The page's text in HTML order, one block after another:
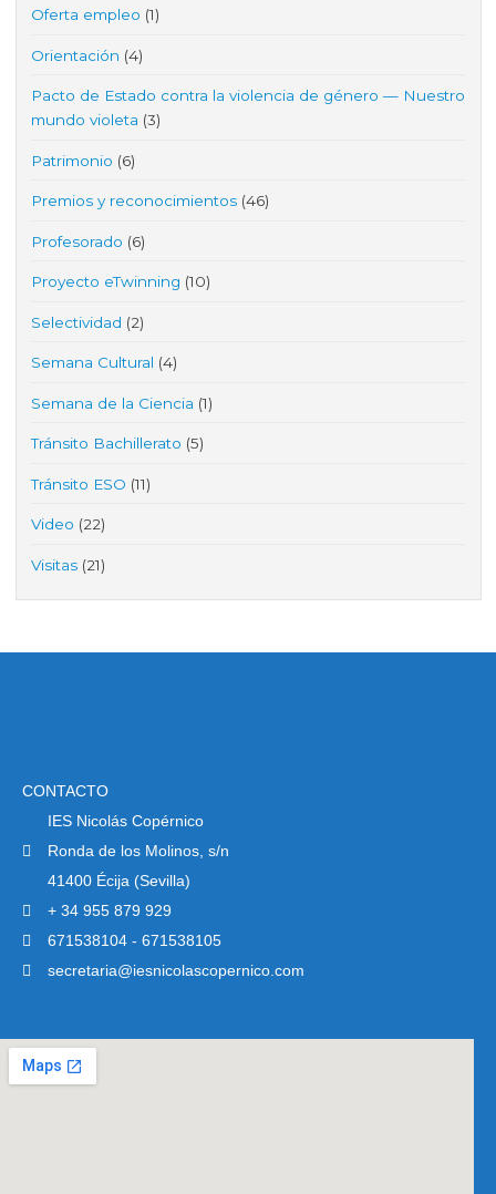
Oferta empleo (1)
Orientación (4)
Pacto de Estado contra la violencia de género — Nuestro
mundo violeta (3)
Patrimonio (6)
Premios y reconocimientos (46)
Profesorado (6)
Proyecto eTwinning (10)
Selectividad (2)
Semana Cultural (4)
Semana de la Ciencia (1)
Tránsito Bachillerato (5)
Tránsito ESO (11)
Video (22)
Visitas (21)
CONTACTO
IES Nicolás Copérnico
Ronda de los Molinos, s/n
41400 Écija (Sevilla)
+ 34 955 879 929
671538104 - 671538105
secretaria@iesnicolascopernico.com